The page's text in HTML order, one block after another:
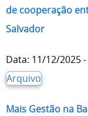
de cooperação
Salvador
Data: 11/12/2025
Arquivo
Mais Gestão na